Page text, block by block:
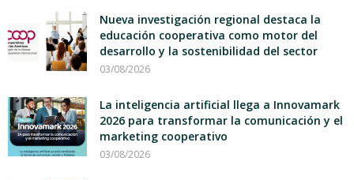
Nueva investigación regional destaca la
educación cooperativa como motor del
desarrollo y la sostenibilidad del sector
03/08/2026
La inteligencia artificial llega a Innovamark
2026 para transformar la comunicación y el
marketing cooperativo
03/08/2026